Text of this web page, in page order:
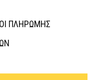
ΠΛΗΡΩΜΗΣ